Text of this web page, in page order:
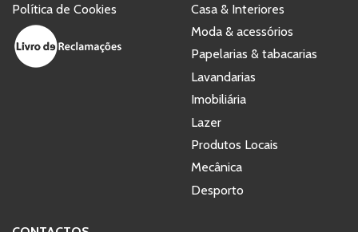
Política de Cookies
Casa & Interiores
Moda & acessórios
Papelarias & tabacarias
Lavandarias
Imobiliária
Lazer
Produtos Locais
Mecânica
Desporto